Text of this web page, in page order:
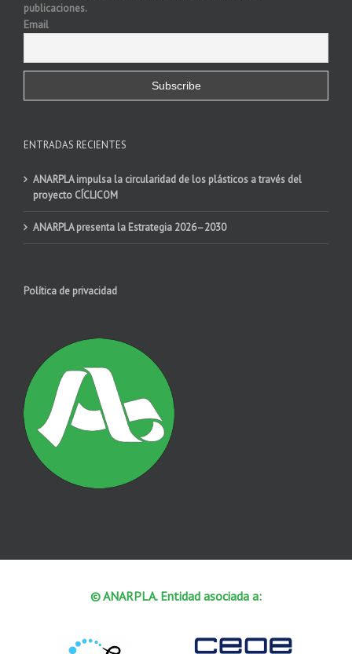
publicaciones.
Email
ENTRADAS RECIENTES
ANARPLA impulsa la circularidad de los plásticos a través del
proyecto CÍCLICOM
ANARPLA presenta la Estrategia 2026–2030
Política de privacidad
© ANARPLA. Entidad asociada a: